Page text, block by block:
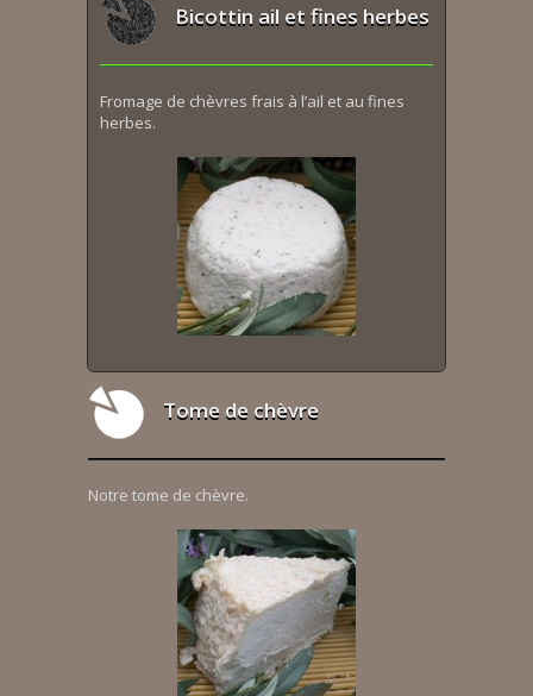
Bicottin ail et fines herbes
Fromage de chèvres frais à l’ail et au fines
herbes.
Tome de chèvre
Notre tome de chèvre.